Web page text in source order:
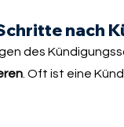
nach
des
. Oft ist eine